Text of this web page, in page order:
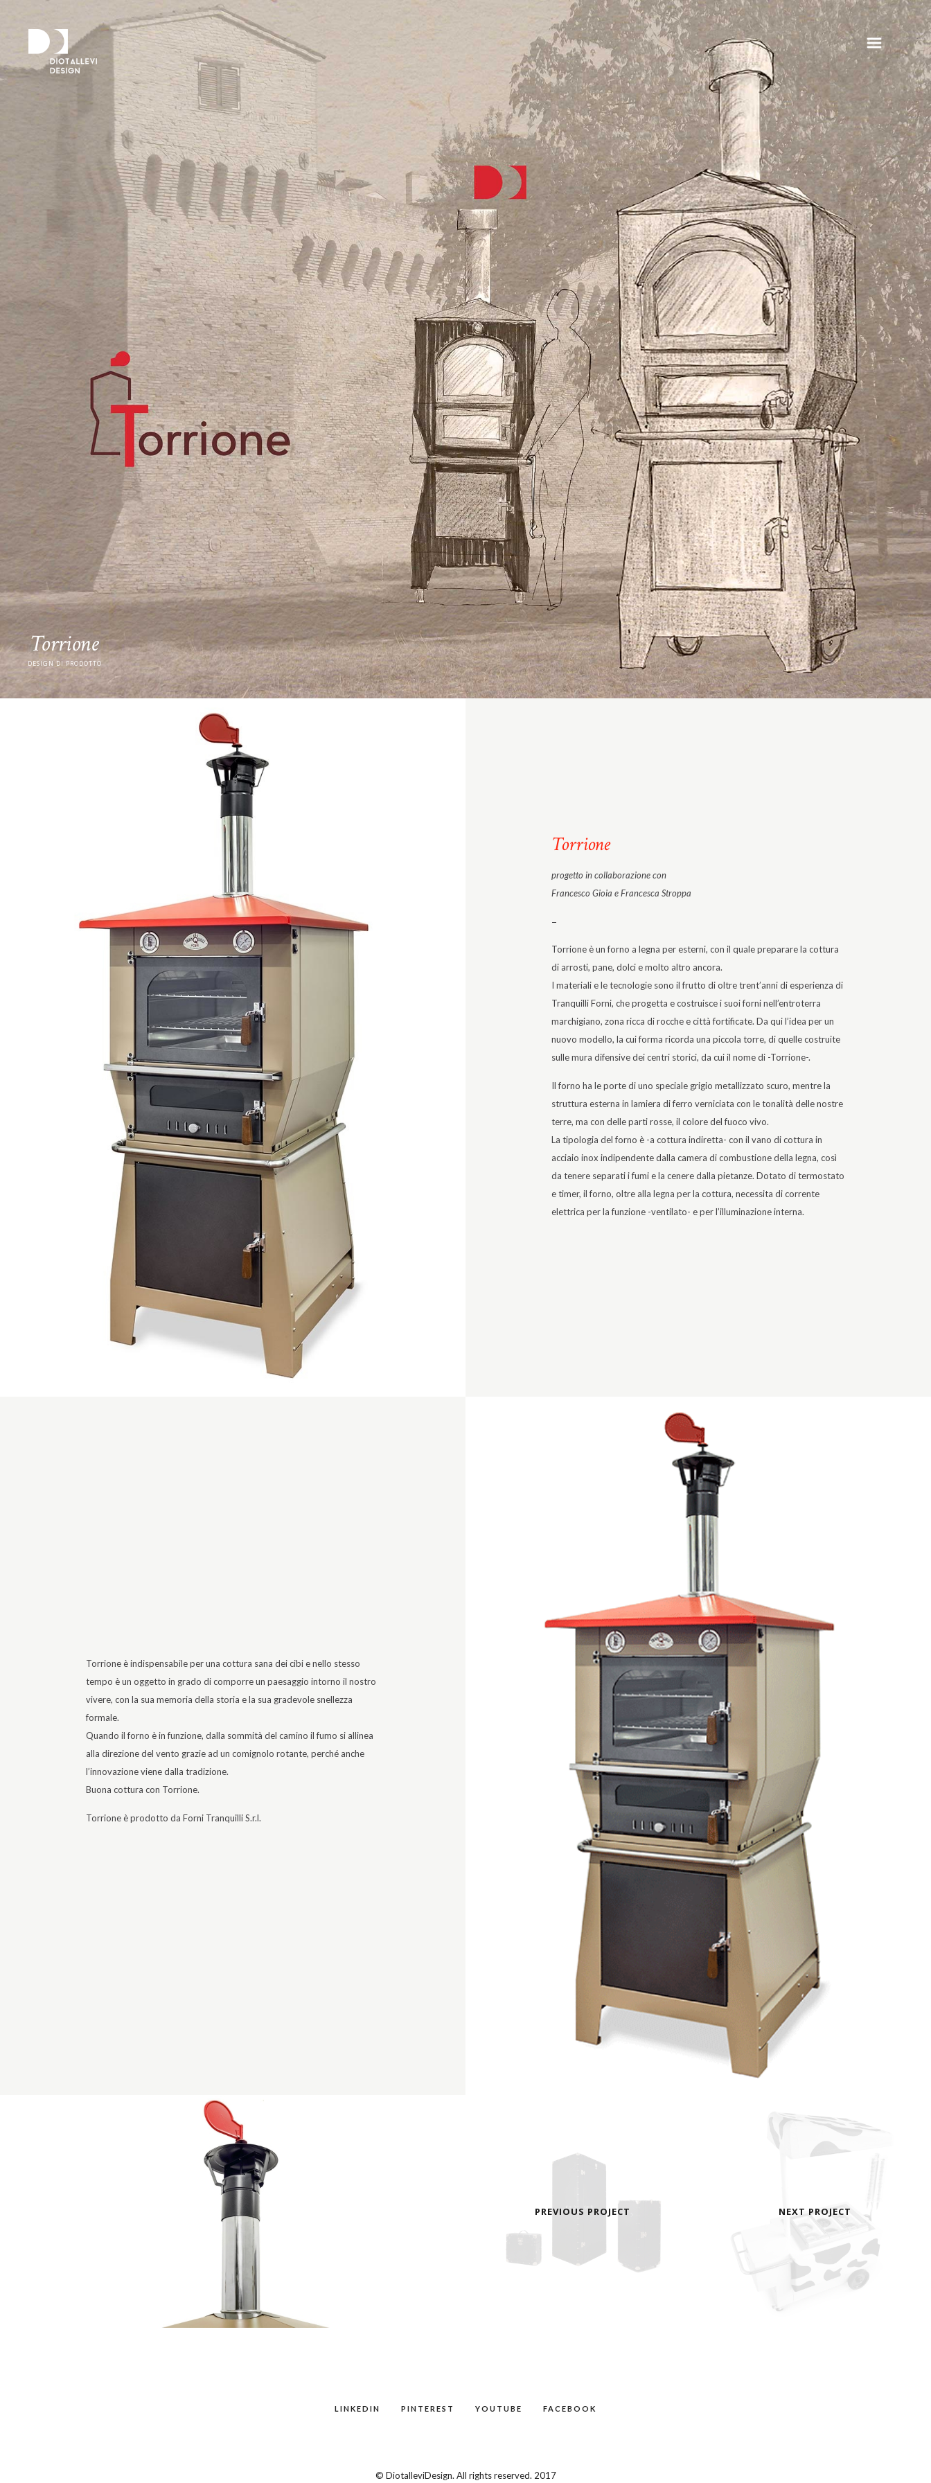
Torrione
DESIGN DI PRODOTTO
Torrione
progetto in collaborazione con
Francesco Gioia e Francesca Stroppa
–
Torrione è un forno a legna per esterni, con il quale preparare la cottura
di arrosti, pane, dolci e molto altro ancora.
I materiali e le tecnologie sono il frutto di oltre trent’anni di esperienza di
Tranquilli Forni, che progetta e costruisce i suoi forni nell’entroterra
marchigiano, zona ricca di rocche e città fortificate. Da qui l’idea per un
nuovo modello, la cui forma ricorda una piccola torre, di quelle costruite
sulle mura difensive dei centri storici, da cui il nome di -Torrione-.
Il forno ha le porte di uno speciale grigio metallizzato scuro, mentre la
struttura esterna in lamiera di ferro verniciata con le tonalità delle nostre
terre, ma con delle parti rosse, il colore del fuoco vivo.
La tipologia del forno è -a cottura indiretta- con il vano di cottura in
acciaio inox indipendente dalla camera di combustione della legna, così
da tenere separati i fumi e la cenere dalla pietanze. Dotato di termostato
e timer, il forno, oltre alla legna per la cottura, necessita di corrente
elettrica per la funzione -ventilato- e per l’illuminazione interna.
Torrione è indispensabile per una cottura sana dei cibi e nello stesso
tempo è un oggetto in grado di comporre un paesaggio intorno il nostro
vivere, con la sua memoria della storia e la sua gradevole snellezza
formale.
Quando il forno è in funzione, dalla sommità del camino il fumo si allinea
alla direzione del vento grazie ad un comignolo rotante, perché anche
l’innovazione viene dalla tradizione.
Buona cottura con Torrione.
Torrione è prodotto daForni Tranquilli S.r.l.
PREVIOUS PROJECT NEXT PROJECT
LINKEDIN PINTEREST YOUTUBE FACEBOOK
© DiotalleviDesign. All rights reserved. 2017